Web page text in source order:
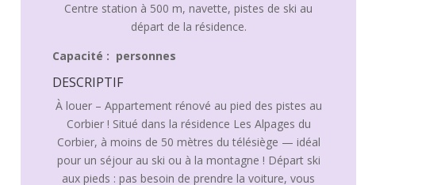
Centre station à 500 m, navette, pistes de ski au
départ de la résidence.
Capacité : personnes
DESCRIPTIF
À louer – Appartement rénové au pied des pistes au
Corbier ! Situé dans la résidence Les Alpages du
Corbier, à moins de 50 mètres du télésiège — idéal
pour un séjour au ski ou à la montagne ! Départ ski
aux pieds : pas besoin de prendre la voiture, vous